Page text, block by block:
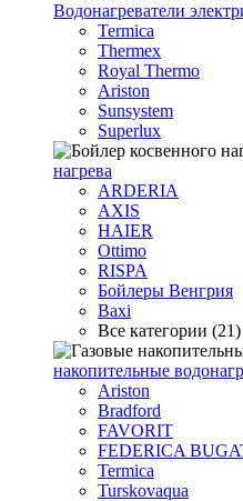
Водонагреватели
Termica
Thermex
Royal Thermo
Ariston
Sunsystem
Superlux
нагрева
ARDERIA
AXIS
HAIER
Ottimo
RISPA
Бойлеры Венгрия
Baxi
Все категории (21)
накопительные
Ariston
Bradford
FAVORIT
FEDERICA
Termica
Turskovaqua